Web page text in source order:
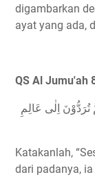
digambarkan
ayat yang ada,
QS Al Jumu'ah
تُرَدُّوْنَ اِلٰى عَالِمِ
Katakanlah,
dari padanya,